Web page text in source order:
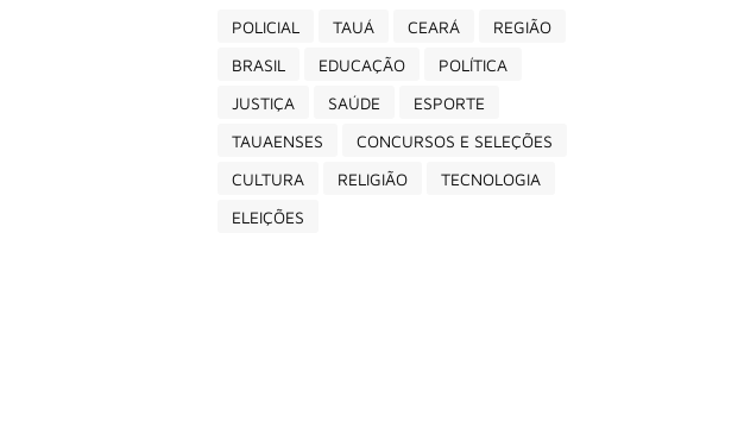
POLICIAL TAUÁ CEARÁ
REGIÃO
BRASIL
EDUCAÇÃO
POLÍTICA
JUSTIÇA
SAÚDE
ESPORTE
TAUAENSES
CONCURSOS E SELEÇÕES
CULTURA
RELIGIÃO
TECNOLOGIA
ELEIÇÕES